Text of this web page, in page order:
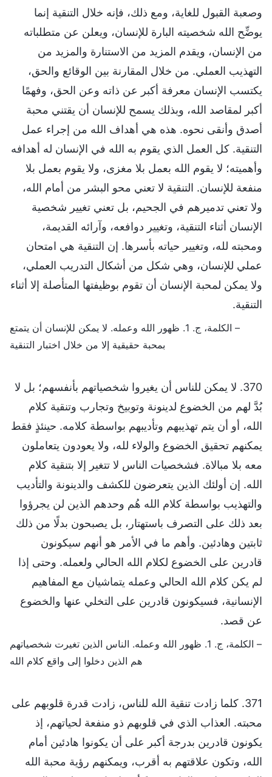
وصعبة القبول للغاية، ومع ذلك، فإنه خلال التنقية إنما
يوضِّح الله شخصيته البارة للإنسان، ويعلن عن متطلباته
من الإنسان، ويقدم المزيد من الاستنارة والمزيد من
التهذيب العملي. من خلال المقارنة بين الوقائع والحق،
يكتسب الإنسان معرفة أكبر عن ذاته وعن الحق، وفهمًا
أكبر لمقاصد الله، وبذلك يسمح للإنسان أن يقتني محبة
أصدق وأنقى نحوه. هذه هي أهداف الله من إجراء عمل
التنقية. كل العمل الذي يقوم به الله في الإنسان له أهدافه
وأهميته؛ لا يقوم الله بعمل بلا مغزى، ولا يقوم بعمل بلا
منفعة للإنسان. التنقية لا تعني محو البشر من أمام الله،
ولا تعني تدميرهم في الجحيم، بل تعني تغيير شخصية
الإنسان أثناء التنقية، وتغيير دوافعه، وآرائه القديمة،
ومحبته لله، وتغيير حياته بأسرها. إن التنقية هي امتحان
عملي للإنسان، وهي شكل من أشكال التدريب العملي،
ولا يمكن لمحبة الإنسان أن تقوم بوظيفتها المتأصلة إلا أثناء
التنقية.
– الكلمة، ج. 1. ظهور الله وعمله. لا يمكن للإنسان أن يتمتع
بمحبة حقيقية إلا من خلال اختبار التنقية
370. لا يمكن للناس أن يغيروا شخصياتهم بأنفسهم؛ بل لا
بُدَّ لهم من الخضوع لدينونة وتوبيخ وتجارب وتنقية كلام
الله، أو أن يتم تهذيبهم وتأديبهم بواسطة كلامه. حينئذٍ فقط
يمكنهم تحقيق الخضوع والولاء لله، ولا يعودون يتعاملون
معه بلا مبالاة. فشخصيات الناس لا تتغير إلا بتنقية كلام
الله. إن أولئك الذين يتعرضون للكشف والدينونة والتأديب
والتهذيب بواسطة كلام الله هُم وحدهم الذين لن يجرؤوا
بعد ذلك على التصرف باستهتار، بل يصبحون بدلًا من ذلك
ثابتين وهادئين. وأهم ما في الأمر هو أنهم سيكونون
قادرين على الخضوع لكلام الله الحالي ولعمله. وحتى إذا
لم يكن كلام الله الحالي وعمله يتماشيان مع المفاهيم
الإنسانية، فسيكونون قادرين على التخلي عنها والخضوع
عن قصد.
– الكلمة، ج. 1. ظهور الله وعمله. الناس الذين تغيرت شخصياتهم
هم الذين دخلوا إلى واقع كلام الله
371. كلما زادت تنقية الله للناس، زادت قدرة قلوبهم على
محبته. العذاب الذي في قلوبهم ذو منفعة لحياتهم، إذ
يكونون قادرين بدرجة أكبر على أن يكونوا هادئين أمام
الله، وتكون علاقتهم به أقرب، ويمكنهم رؤية محبة الله